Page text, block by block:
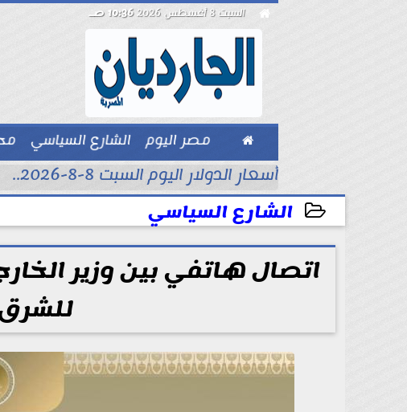
 السبت 8 أغسطس 2026 10:36 صـ
 مصر اليوم الشارع السياسي
بيزنس
أسعار الدولار اليوم السبت 8-8-2026..
الشارع السياسي
2025-09-06 17:11:52
اتصال هاتفي بين وزير